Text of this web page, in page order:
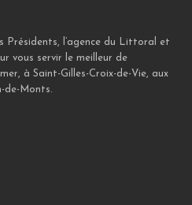
Présidents, l’agence du Littoral et
vous servir le meilleur de
à Saint-Gilles-Croix-de-Vie, aux
de-Monts.